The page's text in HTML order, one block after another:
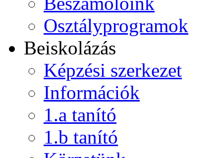
Osztályprogramok
Beiskolázás
Képzési szerkezet
Információk
1.a tanító
1.b tanító